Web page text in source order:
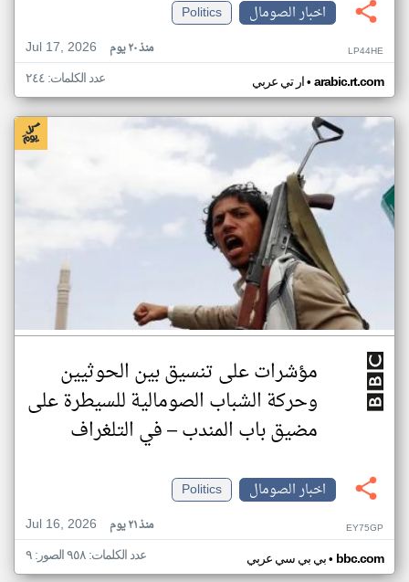
اخبار الصومال
Politics
Jul 17, 2026
منذ ٢٠ يوم LP44HE
ار تي عربي• arabic.rt.com عدد الكلمات: ٢٤٤
مؤشرات على تنسيق بين الحوثيين
وحركة الشباب الصومالية للسيطرة على
مضيق باب المندب – في التلغراف
اخبار الصومال
Politics
Jul 16, 2026
منذ ٢١ يوم EY75GP
بي بي سي عربي• bbc.com عدد الكلمات: ٩٥٨ الصور: ٩